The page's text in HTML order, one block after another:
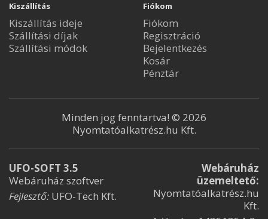
Kiszállítás
Kiszállítás ideje
Szállítási díjak
Szállítási módok
Fiókom
Fiókom
Regisztráció
Bejelentkezés
Kosár
Pénztár
Minden jog fenntartva! © 2026
Nyomtatóalkatrész.hu Kft.
UFO-SOFT 3.5
Webáruház szoftver
Fejlesztő: UFO-Tech Kft.
Webáruház
üzemeltető:
Nyomtatóalkatrész.hu
Kft.